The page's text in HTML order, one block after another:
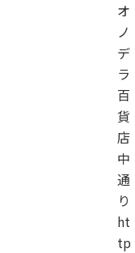
オ
ノ
デ
ラ
百
貨
店
中
通
り
ht
tp